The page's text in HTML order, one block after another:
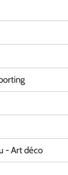
- Art déco